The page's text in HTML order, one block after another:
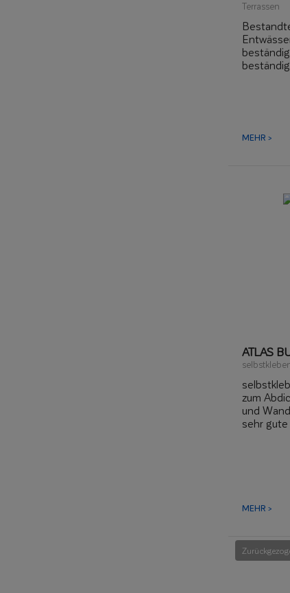
Terrassen
MEHR >
ATLAS
zum
und
sehr
MEHR >